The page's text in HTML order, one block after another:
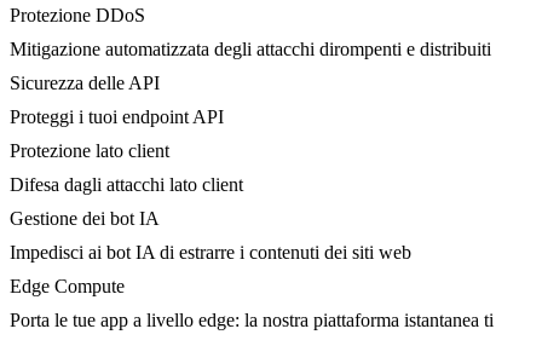
Protezione DDoS
Mitigazione automatizzata degli attacchi dirompenti e distribuiti
Sicurezza delle API
Proteggi i tuoi endpoint API
Protezione lato client
Difesa dagli attacchi lato client
Gestione dei bot IA
Impedisci ai bot IA di estrarre i contenuti dei siti web
Edge Compute
Porta le tue app a livello edge: la nostra piattaforma istantanea ti